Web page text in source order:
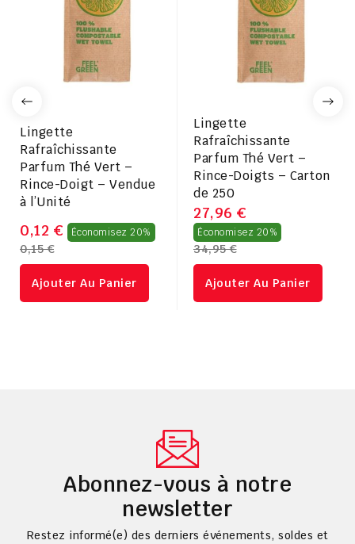
Lingette
Rafraîchissante
Parfum Thé Vert –
Rince-Doigt – Vendue
à l’Unité
0,12 € Économisez 20% Prix
​​
régulier
0,15 €
Ajouter Au Panier
Lingette
Rafraîchissante
Parfum Thé Vert –
Rince-Doigts – Carton
de 250
27,96 €
Économisez 20% Prix
régulier
34,95 €
Ajouter Au Panier
Abonnez-vous à notre
newsletter
Restez informé(e) des derniers événements, soldes et